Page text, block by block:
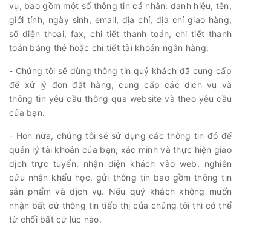
vụ, bao gồm một số thông tin cá nhân: danh hiệu, tên,
giới tính, ngày sinh, email, địa chỉ, địa chỉ giao hàng,
số điện thoại, fax, chi tiết thanh toán, chi tiết thanh
toán bằng thẻ hoặc chi tiết tài khoản ngân hàng.
- Chúng tôi sẽ dùng thông tin quý khách đã cung cấp
để xử lý đơn đặt hàng, cung cấp các dịch vụ và
thông tin yêu cầu thông qua website và theo yêu cầu
của bạn.
- Hơn nữa, chúng tôi sẽ sử dụng các thông tin đó để
quản lý tài khoản của bạn; xác minh và thực hiện giao
dịch trực tuyến, nhận diện khách vào web, nghiên
cứu nhân khẩu học, gửi thông tin bao gồm thông tin
sản phẩm và dịch vụ. Nếu quý khách không muốn
nhận bất cứ thông tin tiếp thị của chúng tôi thì có thể
từ chối bất cứ lúc nào.